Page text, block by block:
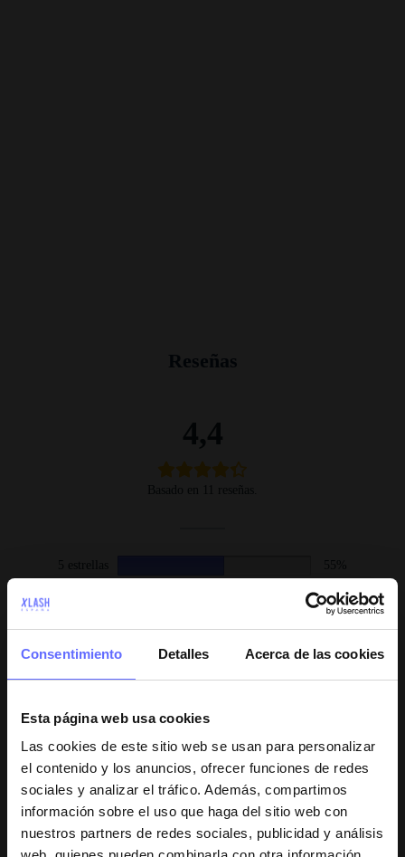
Consentimiento Detalles Acerca de las cookies
Esta página web usa cookies
Las cookies de este sitio web se usan para personalizar
el contenido y los anuncios, ofrecer funciones de redes
sociales y analizar el tráfico. Además, compartimos
información sobre el uso que haga del sitio web con
nuestros partners de redes sociales, publicidad y análisis
Reseñas
4,4
Basado en 11 reseñas.
5 estrellas
55%
27%
18%
1-5 of 11 reseñas
Collagen